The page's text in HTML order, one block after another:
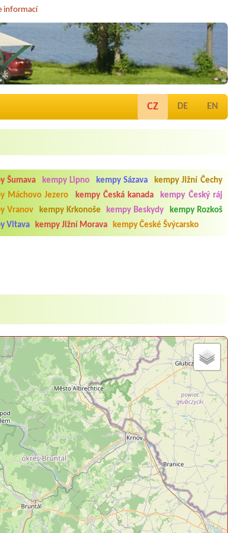
informací
CZ DE EN
Šumava kempy Lipno kempy Sázava
kempy Jižní Čechy
Máchovo Jezero
kempy Česká kanada
kempy Český ráj
Vranov
kempy Krkonoše kempy Beskydy
kempy Rozkoš
Vltava
kempy Jižní Morava kempy České Švýcarsko